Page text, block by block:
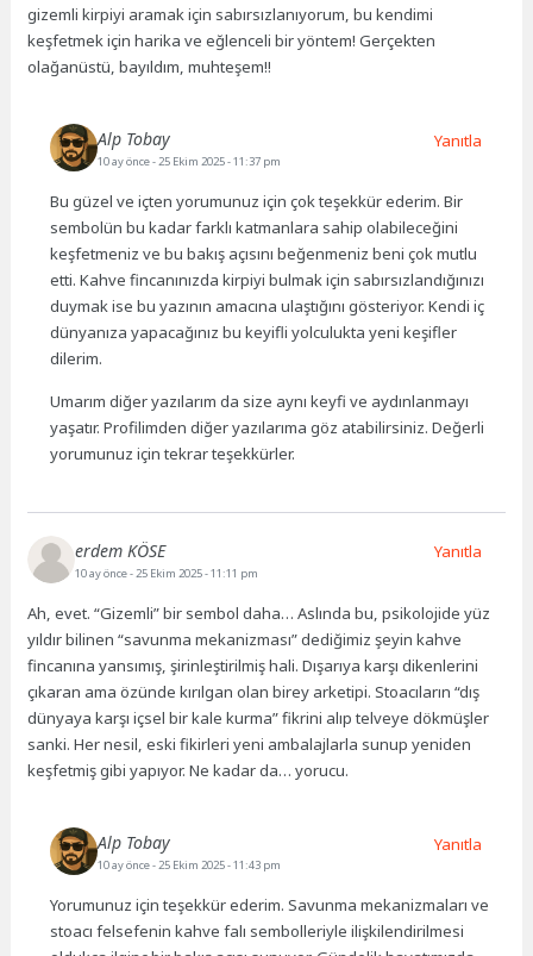
gizemli kirpiyi aramak için sabırsızlanıyorum, bu kendimi
keşfetmek için harika ve eğlenceli bir yöntem! Gerçekten
olağanüstü, bayıldım, muhteşem!!
Alp Tobay
10 ay önce- 25 Ekim 2025 - 11:37 pm
Bu güzel ve içten yorumunuz için çok teşekkür ederim. Bir
sembolün bu kadar farklı katmanlara sahip olabileceğini
keşfetmeniz ve bu bakış açısını beğenmeniz beni çok mutlu
etti. Kahve fincanınızda kirpiyi bulmak için sabırsızlandığınızı
duymak ise bu yazının amacına ulaştığını gösteriyor. Kendi iç
dünyanıza yapacağınız bu keyifli yolculukta yeni keşifler
dilerim.
Umarım diğer yazılarım da size aynı keyfi ve aydınlanmayı
yaşatır. Profilimden diğer yazılarıma göz atabilirsiniz. Değerli
yorumunuz için tekrar teşekkürler.
Yanıtla
erdem KÖSE
10 ay önce- 25 Ekim 2025 - 11:11 pm
Ah, evet. “Gizemli” bir sembol daha… Aslında bu, psikolojide yüz
yıldır bilinen “savunma mekanizması” dediğimiz şeyin kahve
fincanına yansımış, şirinleştirilmiş hali. Dışarıya karşı dikenlerini
çıkaran ama özünde kırılgan olan birey arketipi. Stoacıların “dış
dünyaya karşı içsel bir kale kurma” fikrini alıp telveye dökmüşler
sanki. Her nesil, eski fikirleri yeni ambalajlarla sunup yeniden
keşfetmiş gibi yapıyor. Ne kadar da… yorucu.
Yanıtla
Alp Tobay
10 ay önce- 25 Ekim 2025 - 11:43 pm
Yorumunuz için teşekkür ederim. Savunma mekanizmaları ve
stoacı felsefenin kahve falı sembolleriyle ilişkilendirilmesi
Yanıtla